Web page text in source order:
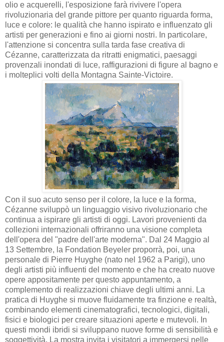
olio e acquerelli, l'esposizione farà rivivere l'opera
rivoluzionaria del grande pittore per quanto riguarda forma,
luce e colore: le qualità che hanno ispirato e influenzato gli
artisti per generazioni e fino ai giorni nostri. In particolare,
l'attenzione si concentra sulla tarda fase creativa di
Cézanne, caratterizzata da ritratti enigmatici, paesaggi
provenzali inondati di luce, raffigurazioni di figure al bagno e
i molteplici volti della Montagna Sainte-Victoire.
Con il suo acuto senso per il colore, la luce e la forma,
Cézanne sviluppò un linguaggio visivo rivoluzionario che
continua a ispirare gli artisti di oggi. Lavori provenienti da
collezioni internazionali offriranno una visione completa
dell'opera del "padre dell'arte moderna". Dal 24 Maggio al
13 Settembre, la Fondation Beyeler proporrà, poi, una
personale di Pierre Huyghe (nato nel 1962 a Parigi), uno
degli artisti più influenti del momento e che ha creato nuove
opere appositamente per questo appuntamento, a
complemento di realizzazioni chiave degli ultimi anni. La
pratica di Huyghe si muove fluidamente tra finzione e realtà,
combinando elementi cinematografici, tecnologici, digitali,
fisici e biologici per creare situazioni aperte e mutevoli. In
questi mondi ibridi si sviluppano nuove forme di sensibilità e
soggettività. La mostra invita i visitatori a immergersi nelle